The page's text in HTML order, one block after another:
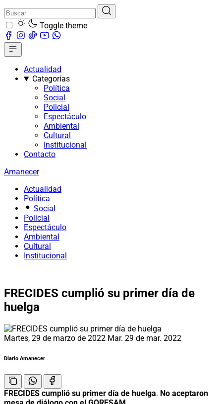
Toggle theme
Actualidad
Categorías
Política
Social
Policial
Espectáculo
Ambiental
Cultural
Institucional
Contacto
Amanecer
Actualidad
Política
Social
Policial
Espectáculo
Ambiental
Cultural
Institucional
FRECIDES cumplió su primer día de
huelga
Martes, 29 de marzo de 2022 Mar. 29 de mar. 2022
Diario Amanecer
FRECIDES cumplió su primer día de huelga. No aceptaron